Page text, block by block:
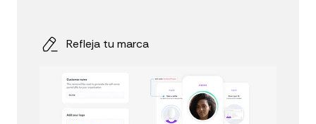
Refleja tu marca